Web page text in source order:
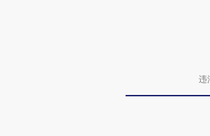
违